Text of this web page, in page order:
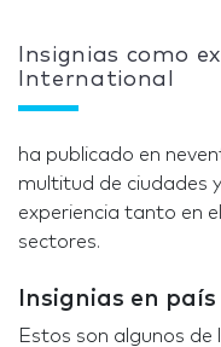
Insignias como
International
ha publicado en
multitud de ciudades
experiencia tanto en
sectores.
Insignias en país
Estos son algunos de